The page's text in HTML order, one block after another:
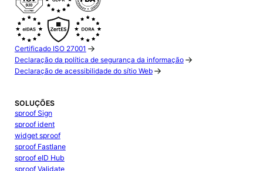
Certificado ISO 27001
Declaração da política de segurança da informação
Declaração de acessibilidade do sítio Web
SOLUÇÕES
sproof Sign
sproof ident
widget sproof
sproof Fastlane
sproof eID Hub
sproof Validate